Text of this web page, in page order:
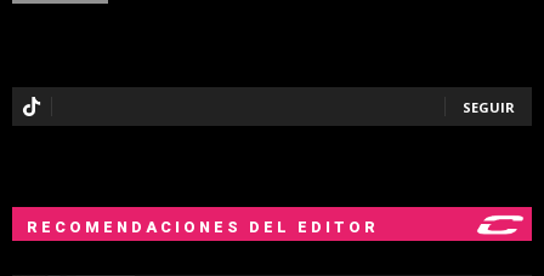
SEGUIR
RECOMENDACIONES DEL EDITOR